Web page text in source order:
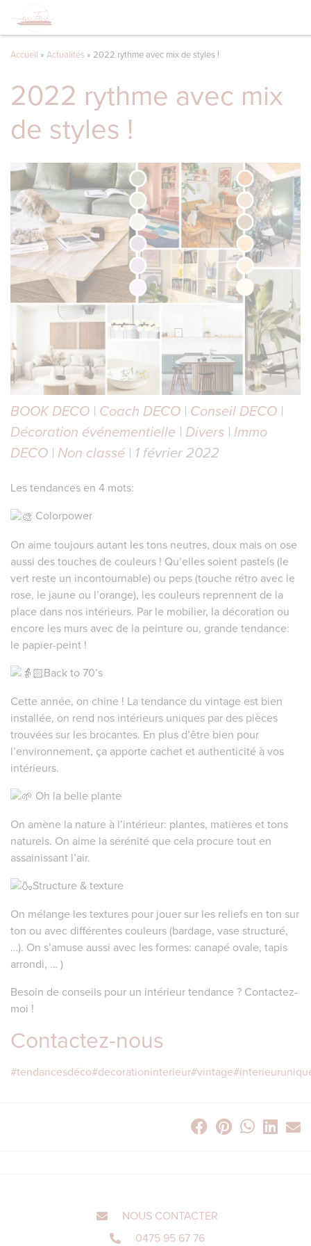
Accueil » Actualités » 2022 rythme avec mix de styles !
2022 rythme avec mix
de styles !
BOOK DECO | Coach DECO | Conseil DECO |
Décoration événementielle | Divers | Immo
DECO | Non classé | 1 février 2022
Les tendances en 4 mots:
Colorpower
On aime toujours autant les tons neutres, doux mais on ose
aussi des touches de couleurs ! Qu’elles soient pastels (le
vert reste un incontournable) ou peps (touche rétro avec le
rose, le jaune ou l’orange), les couleurs reprennent de la
place dans nos intérieurs. Par le mobilier, la décoration ou
encore les murs avec de la peinture ou, grande tendance:
le papier-peint !
Back to 70’s
Cette année, on chine ! La tendance du vintage est bien
installée, on rend nos intérieurs uniques par des pièces
trouvées sur les brocantes. En plus d’être bien pour
l’environnement, ça apporte cachet et authenticité à vos
intérieurs.
Oh la belle plante
On amène la nature à l’intérieur: plantes, matières et tons
naturels. On aime la sérénité que cela procure tout en
assainissant l’air.
Structure & texture
On mélange les textures pour jouer sur les reliefs en ton sur
ton ou avec différentes couleurs (bardage, vase structuré,
…). On s’amuse aussi avec les formes: canapé ovale, tapis
arrondi, … )
Besoin de conseils pour un intérieur tendance ? Contactez-
moi !
Contactez-nous
#tendancesdéco#decorationinterieur#vintage
NOUS CONTACTER
0475 95 67 76